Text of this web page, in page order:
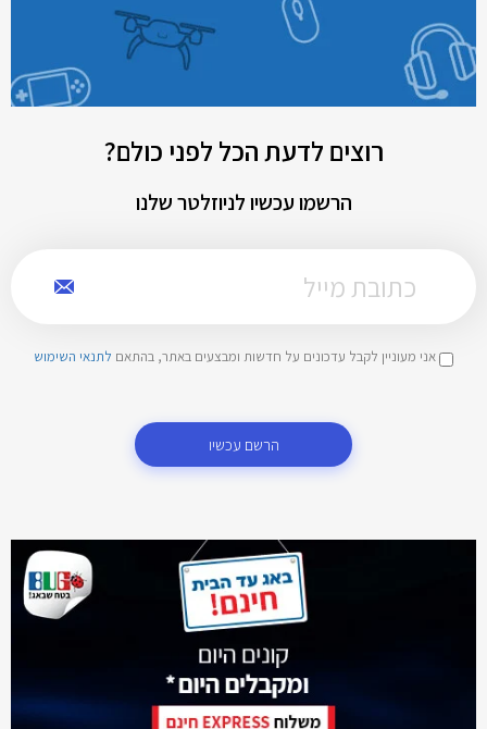
רוצים לדעת הכל לפני כולם?
הרשמו עכשיו לניוזלטר שלנו
אני מעוניין לקבל עדכונים על חדשות ומבצעים באתר, בהתאם לתנאי השימוש
הרשם עכשיו